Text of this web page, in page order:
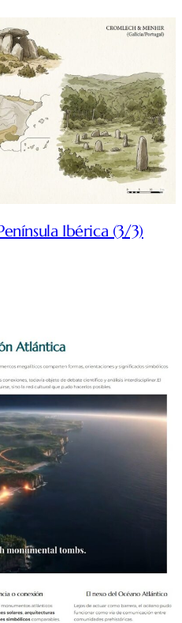
Ibérica (3/3)